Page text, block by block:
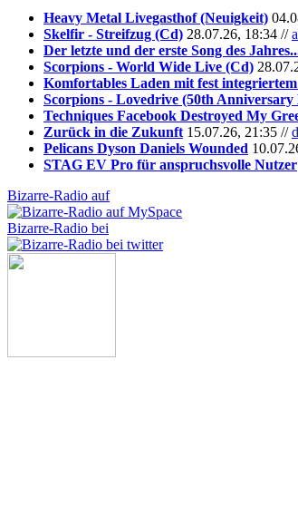
Heavy Metal Livegasthof (Neuigkeit)
Skelfir - Streifzug (Cd) 28.07.26, 18:34 //
Der letzte und der erste Song des
Scorpions - World Wide Live (Cd)
Komfortables Laden mit fest
Scorpions - Lovedrive (50th
Techniques Facebook Destroyed My
Zurück in die Zukunft 15.07.26, 21:35 //
Pelicans Dyson Daniels Wounded
STAG EV Pro für anspruchsvolle Nutzer
Bizarre-Radio auf
Bizarre-Radio bei